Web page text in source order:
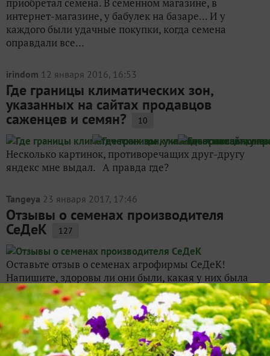
интернет-магазине, у бабулек на базаре... И у
каждого были удачные покупки, когда семена
оправдали все...
irindom 12 января 2016, 16:53
Где границы климатических зон,
указанных на сайтах продавцов
саженцев и семян? 10
Несколько картинок, противоречащих друг-другу
яндекс мне выдал. А правда где?
Tangeya 23 января 2017, 17:46
Отзывы о семенах производителя
СеДеК 127
Оставьте отзыв о семенах агрофирмы СеДеК!
Напишите, здоровы ли они были, какая у них была
всхожесть, какова оказалась урожайность.
Соответствуют ли они обещанным параметрам —
высота растений, сроки цветения и созревания,
форма и цвет цветов,...